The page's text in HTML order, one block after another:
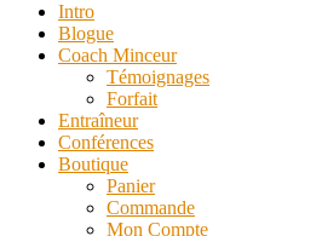
Intro
Blogue
Coach Minceur
Témoignages
Forfait
Entraîneur
Conférences
Boutique
Panier
Commande
Mon Compte